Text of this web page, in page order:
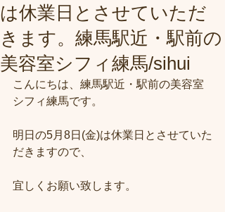
は休業日とさせていただ
きます。練馬駅近・駅前の
美容室シフィ練馬/sihui
こんにちは、練馬駅近・駅前の美容室
シフィ練馬です。
明日の5月8日(金)は休業日とさせていた
だきますので、
宜しくお願い致します。